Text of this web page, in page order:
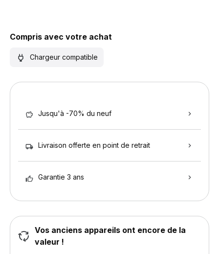
Compris avec votre achat
Chargeur compatible
Jusqu'à -70% du neuf
Livraison offerte en point de retrait
Garantie 3 ans
Vos anciens appareils ont encore de la
valeur !